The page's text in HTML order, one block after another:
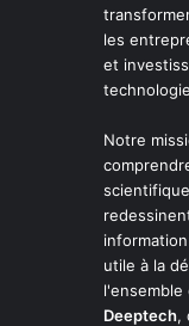
les
et
Notre
utile à la
l'ensemble
Deeptech,